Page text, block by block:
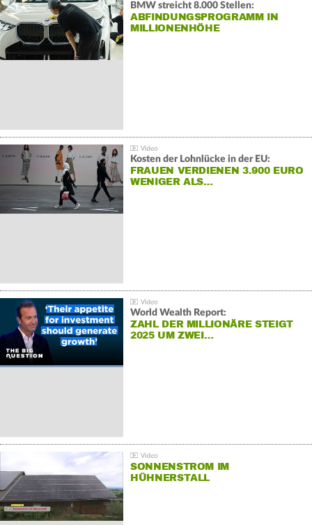
BMW streicht 8.000 Stellen:
ABFINDUNGSPROGRAMM IN
MILLIONENHÖHE
Kosten der Lohnlücke in der EU:
FRAUEN VERDIENEN 3.900 EURO
WENIGER ALS…
World Wealth Report:
ZAHL DER MILLIONÄRE STEIGT
2025 UM ZWEI…
SONNENSTROM IM
HÜHNERSTALL